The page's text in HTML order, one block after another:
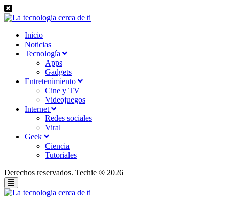
Inicio
Noticias
Tecnología
Apps
Gadgets
Entretenimiento
Cine y TV
Videojuegos
Internet
Redes sociales
Viral
Geek
Ciencia
Tutoriales
Derechos reservados. Techie ® 2026